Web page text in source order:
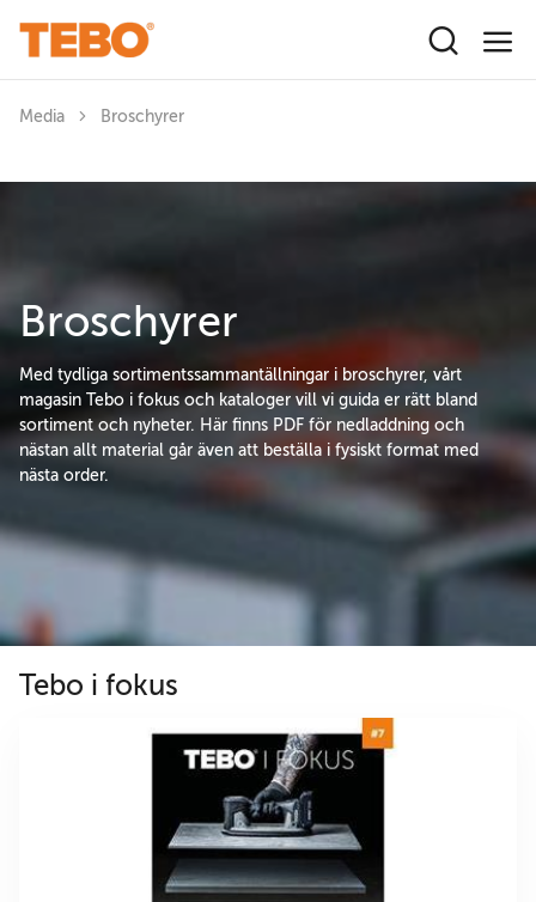
Media Broschyrer
Broschyrer
Med tydliga sortimentssammantällningar i broschyrer, vårt
magasin Tebo i fokus och kataloger vill vi guida er rätt bland
sortiment och nyheter. Här finns PDF för nedladdning och
nästan allt material går även att beställa i fysiskt format med
nästa order.
Tebo i fokus